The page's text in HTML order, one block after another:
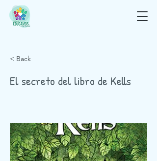
< Back
El secreto del libro de Kells